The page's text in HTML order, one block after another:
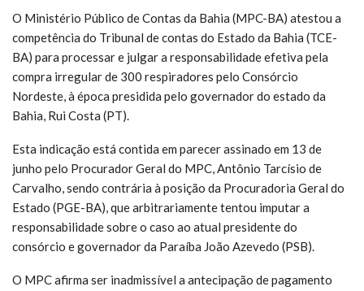
O Ministério Público de Contas da Bahia (MPC-BA) atestou a
competência do Tribunal de contas do Estado da Bahia (TCE-
BA) para processar e julgar a responsabilidade efetiva pela
compra irregular de 300 respiradores pelo Consórcio
Nordeste, à época presidida pelo governador do estado da
Bahia, Rui Costa (PT).
Esta indicação está contida em parecer assinado em 13 de
junho pelo Procurador Geral do MPC, Antônio Tarcísio de
Carvalho, sendo contrária à posição da Procuradoria Geral do
Estado (PGE-BA), que arbitrariamente tentou imputar a
responsabilidade sobre o caso ao atual presidente do
consórcio e governador da Paraíba João Azevedo (PSB).
O MPC afirma ser inadmissível a antecipação de pagamento